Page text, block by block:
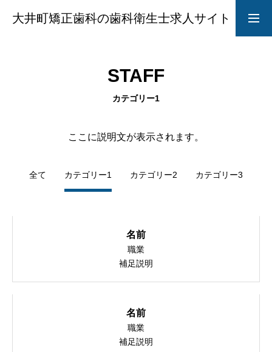
大井町矯正歯科の歯科衛生士求人サイト
院長からのメッセージ
STAFF
カテゴリー1
ここに説明文が表示されます。
全て カテゴリー1 カテゴリー2 カテゴリー3
名前
職業
補足説明
名前
職業
補足説明